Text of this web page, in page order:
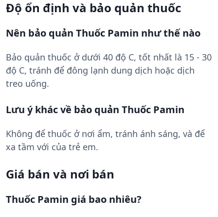
Độ ổn định và bảo quản thuốc
Nên bảo quản Thuốc Pamin như thế nào
Bảo quản thuốc ở dưới 40 độ C, tốt nhất là 15 - 30
độ C, tránh để đông lạnh dung dịch hoặc dịch
treo uống.
Lưu ý khác về bảo quản Thuốc Pamin
Không để thuốc ở nơi ẩm, tránh ánh sáng, và để
xa tầm với của trẻ em.
Giá bán và nơi bán
Thuốc Pamin giá bao nhiêu?